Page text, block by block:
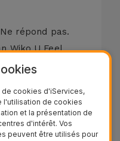
répond pas.
Wiko U Feel
La garantie
les fonctions
cookies d'iServices,
l'utilisation de cookies
et la présentation de
d'intérêt. Vos
peuvent être utilisés pour